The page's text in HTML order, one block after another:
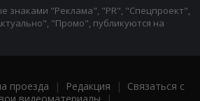
знаками "Реклама", "PR", "Спецпроект",
"Промо", публикуются на
проезда | Редакция | Связаться с
видеоматериалы |